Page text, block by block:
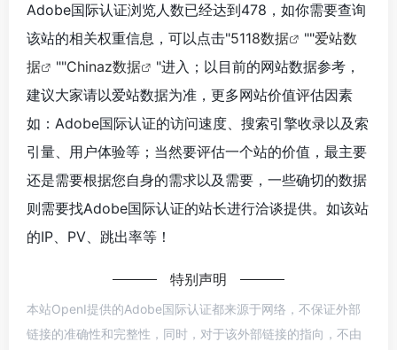
Adobe国际认证浏览人数已经达到478，如你需要查询
该站的相关权重信息，可以点击"5118数据 ""爱站数
据
""Chinaz数据
"进入；以目前的网站数据参考，
建议大家请以爱站数据为准，更多网站价值评估因素
如：Adobe国际认证的访问速度、搜索引擎收录以及索
引量、用户体验等；当然要评估一个站的价值，最主要
还是需要根据您自身的需求以及需要，一些确切的数据
则需要找Adobe国际认证的站长进行洽谈提供。如该站
的IP、PV、跳出率等！
特别声明
本站OpenI提供的Adobe国际认证都来源于网络，不保证外部
链接的准确性和完整性，同时，对于该外部链接的指向，不由